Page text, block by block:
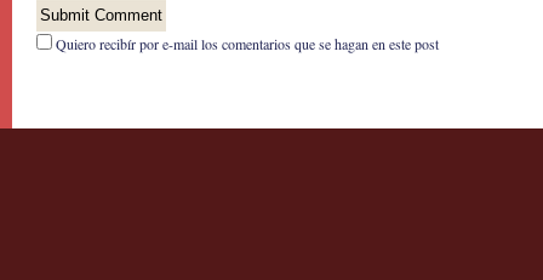
Quiero recibír por e-mail los comentarios que se hagan en este post